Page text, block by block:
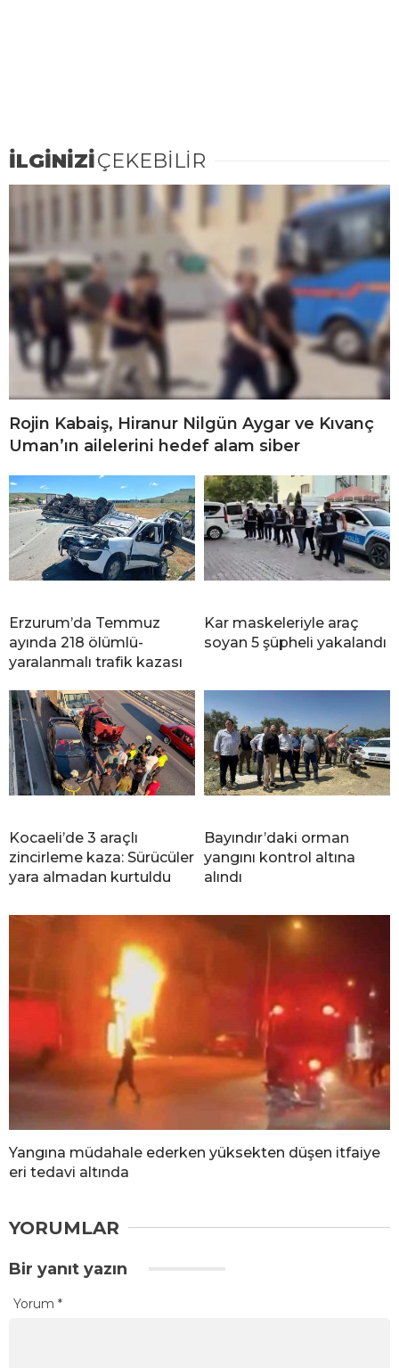
İLGİNİZİÇEKEBİLİR
Rojin Kabaiş, Hiranur Nilgün Aygar ve Kıvanç
Uman’ın ailelerini hedef alam siber
Erzurum’da Temmuz
ayında 218 ölümlü-
yaralanmalı trafik kazası
Kar maskeleriyle araç
soyan 5 şüpheli yakalandı
Kocaeli’de 3 araçlı
zincirleme kaza: Sürücüler
yara almadan kurtuldu
Bayındır’daki orman
yangını kontrol altına
alındı
Yangına müdahale ederken yüksekten düşen itfaiye
eri tedavi altında
YORUMLAR
Bir yanıt yazın
Yorum *